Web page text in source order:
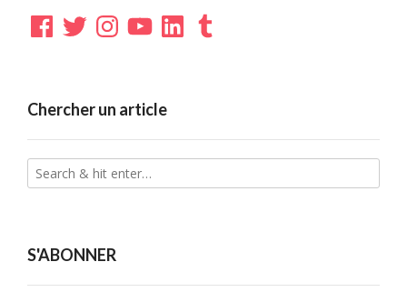
Facebook
TwitterInstagramYouTubeLinkedInTumblr
Chercher un article
S'ABONNER